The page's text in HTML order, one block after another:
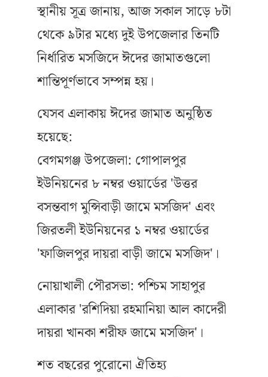
স্থানীয় সূত্র জানায়, আজ সকাল সাড়ে ৮টা
থেকে ৯টার মধ্যে দুই উপজেলার তিনটি
নির্ধারিত মসজিদে ঈদের জামাতগুলো
শান্তিপূর্ণভাবে সম্পন্ন হয়।
যেসব এলাকায় ঈদের জামাত অনুষ্ঠিত
হয়েছে:
বেগমগঞ্জ উপজেলা: গোপালপুর
ইউনিয়নের ৮ নম্বর ওয়ার্ডের 'উত্তর
বসন্তবাগ মুন্সিবাড়ী জামে মসজিদ' এবং
জিরতলী ইউনিয়নের ১ নম্বর ওয়ার্ডের
'ফাজিলপুর দায়রা বাড়ী জামে মসজিদ'।
নোয়াখালী পৌরসভা: পশ্চিম সাহাপুর
এলাকার 'রশিদিয়া রহমানিয়া আল কাদেরী
দায়রা খানকা শরীফ জামে মসজিদ'।
শত বছরের পুরোনো ঐতিহ্য